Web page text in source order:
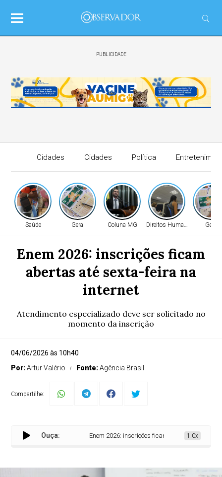
PUBLICIDADE
Cidades Cidades Política
Saúde Geral Coluna MG Direitos Humanos Geral
Enem 2026: inscrições ficam
abertas até sexta-feira na
internet
Atendimento especializado deve ser solicitado no
momento da inscrição
04/06/2026 às 10h40
Por:Artur Valério Fonte:Agência Brasil
Compartilhe:
Ouça: Enem 2026: inscrições ficam abertas até sexta-
1.0x